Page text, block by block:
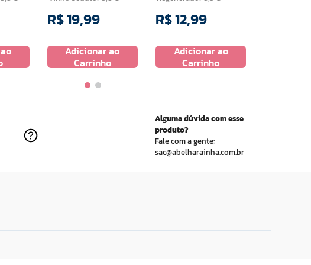
R$19,99
Adicionar ao
Carrinho
R$12,99
Adicionar ao
Carrinho
Alguma dúvida com esse
produto?
Fale com a gente:
sac@abelharainha.com.br